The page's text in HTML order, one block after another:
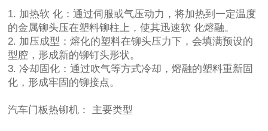
1. 加热软 化：通过伺服或气压动力，将加热到一定温度
的金属铆头压在塑料铆柱上，使其迅速软 化熔融。
2. 加压成型：熔化的塑料在铆头压力下，会填满预设的
型腔，形成新的铆钉头形状。
3. 冷却固化：通过吹气等方式冷却，熔融的塑料重新固
化，形成牢固的铆接点。
汽车门板热铆机： 主要类型